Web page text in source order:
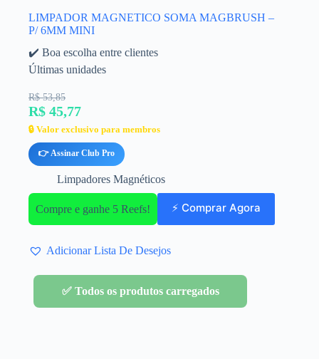
LIMPADOR MAGNETICO SOMA MAGBRUSH –
P/ 6MM MINI
✔️ Boa escolha entre clientes
Últimas unidades
R$ 53,85
R$ 45,77
🔒 Valor exclusivo para membros
👉 Assinar Club Pro
Limpadores Magnéticos
Compre e ganhe 5 Reefs! ⚡ Comprar Agora
Adicionar Lista De Desejos
✅ Todos os produtos carregados